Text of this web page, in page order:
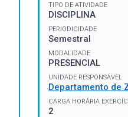
TIPO DE ATIVIDADE
DISCIPLINA
PERIODICIDADE
Semestral
MODALIDADE
PRESENCIAL
UNIDADE RESPONSÁVEL
Departamento de
CARGA HORÁRIA
2